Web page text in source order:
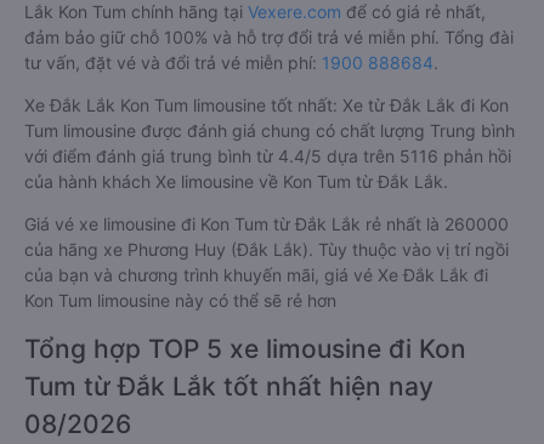
Lắk Kon Tum chính hãng tại Vexere.com để có giá rẻ nhất,
đảm bảo giữ chỗ 100% và hỗ trợ đổi trả vé miễn phí. Tổng đài
tư vấn, đặt vé và đổi trả vé miễn phí: 1900 888684.
Xe Đắk Lắk Kon Tum limousine tốt nhất: Xe từ Đắk Lắk đi Kon
Tum limousine được đánh giá chung có chất lượng Trung bình
với điểm đánh giá trung bình từ 4.4/5 dựa trên 5116 phản hồi
của hành khách Xe limousine về Kon Tum từ Đắk Lắk.
Giá vé xe limousine đi Kon Tum từ Đắk Lắk rẻ nhất là 260000
của hãng xe Phương Huy (Đắk Lắk). Tùy thuộc vào vị trí ngồi
của bạn và chương trình khuyến mãi, giá vé Xe Đắk Lắk đi
Kon Tum limousine này có thể sẽ rẻ hơn
Tổng hợp TOP 5 xe limousine đi Kon
Tum từ Đắk Lắk tốt nhất hiện nay
08/2026